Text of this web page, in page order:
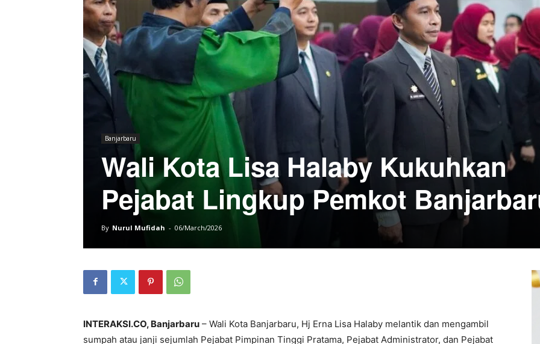
Banjarbaru
Wali Kota Lisa Halaby Kukuhkan
Pejabat Lingkup Pemkot
By Nurul Mufidah - 06/March/2026
INTERAKSI.CO, Banjarbaru – Wali Kota Banjarbaru, Hj Erna Lisa Halaby melantik dan mengambil
sumpah atau janji sejumlah Pejabat Pimpinan Tinggi Pratama, Pejabat Administrator, dan Pejabat